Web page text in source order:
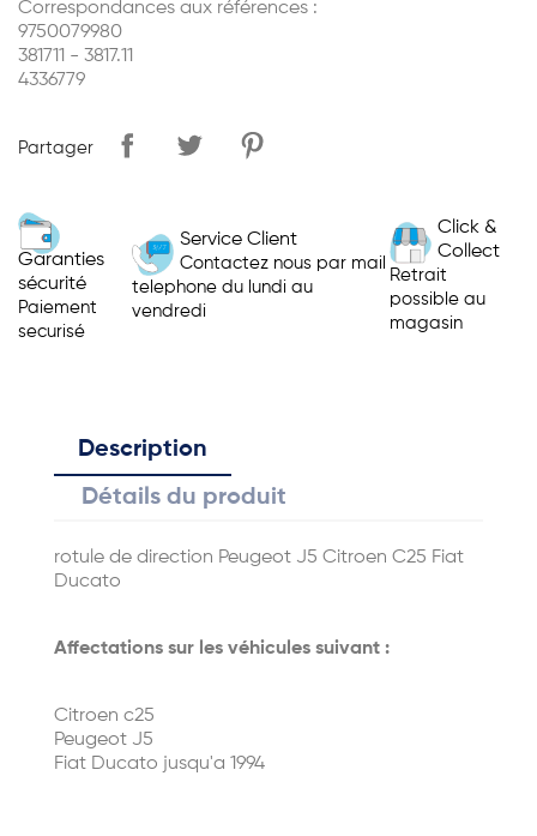
Correspondances aux références :
9750079980
381711 - 3817.11
4336779
Partager
Garanties
sécurité
Paiement
securisé
Service Client
Contactez nous par mail
telephone du lundi au
vendredi
Click &
Collect
Retrait
possible au
magasin
Description
Détails du produit
rotule de direction Peugeot J5 Citroen C25 Fiat
Ducato
Affectations sur les véhicules suivant :
Citroen c25
Peugeot J5
Fiat Ducato jusqu'a 1994